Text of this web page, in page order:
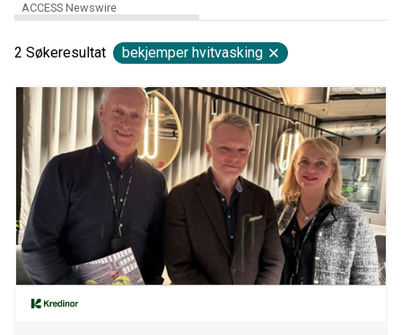
ACCESS Newswire
2 Søkeresultat bekjemper hvitvasking